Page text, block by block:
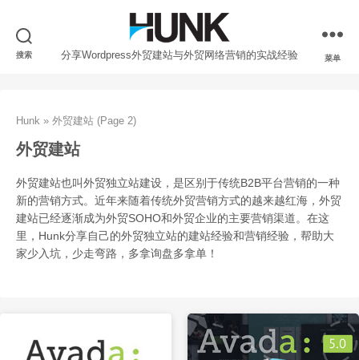
搜索 分享Wordpress外贸建站与外贸网络营销的实战经验 菜单
Hunk » 外贸建站 (Page 2)
外贸建站
外贸建站也叫外贸独立站建设，是区别于传统B2B平台营销的一种
新的营销方式。近年来随着传统外贸营销方式的越来越红海，外贸
建站已经逐渐成为外贸SOHO和外贸企业的主要营销渠道。在这
里，Hunk分享自己的外贸独立站的建站经验和营销经验，帮助大
家少入坑，少走弯路，多拿询盘多拿单！